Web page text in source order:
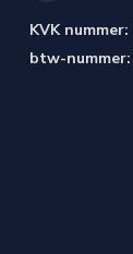
KVK nummer:
btw-nummer: